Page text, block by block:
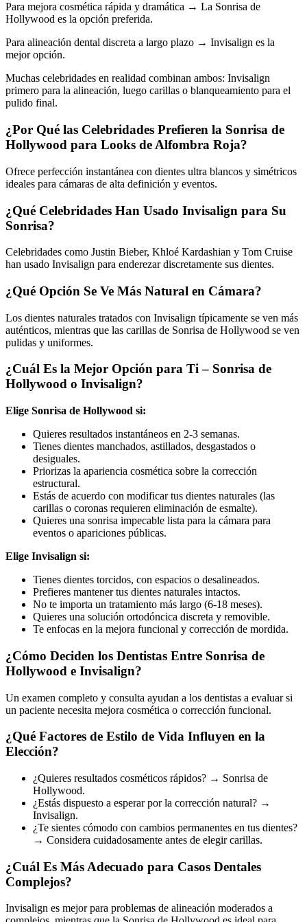
Para mejora cosmética rápida y dramática → La Sonrisa de
Hollywood es la opción preferida.
Para alineación dental discreta a largo plazo → Invisalign es la
mejor opción.
Muchas celebridades en realidad combinan ambos: Invisalign
primero para la alineación, luego carillas o blanqueamiento para el
pulido final.
¿Por Qué las Celebridades Prefieren la Sonrisa de
Hollywood para Looks de Alfombra Roja?
Ofrece perfección instantánea con dientes ultra blancos y simétricos
ideales para cámaras de alta definición y eventos.
¿Qué Celebridades Han Usado Invisalign para Su
Sonrisa?
Celebridades como Justin Bieber, Khloé Kardashian y Tom Cruise
han usado Invisalign para enderezar discretamente sus dientes.
¿Qué Opción Se Ve Más Natural en Cámara?
Los dientes naturales tratados con Invisalign típicamente se ven más
auténticos, mientras que las carillas de Sonrisa de Hollywood se ven
pulidas y uniformes.
¿Cuál Es la Mejor Opción para Ti – Sonrisa de
Hollywood o Invisalign?
Elige Sonrisa de Hollywood si:
Quieres resultados instantáneos en 2-3 semanas.
Tienes dientes manchados, astillados, desgastados o
desiguales.
Priorizas la apariencia cosmética sobre la corrección
estructural.
Estás de acuerdo con modificar tus dientes naturales (las
carillas o coronas requieren eliminación de esmalte).
Quieres una sonrisa impecable lista para la cámara para
eventos o apariciones públicas.
Elige Invisalign si:
Tienes dientes torcidos, con espacios o desalineados.
Prefieres mantener tus dientes naturales intactos.
No te importa un tratamiento más largo (6-18 meses).
Quieres una solución ortodóncica discreta y removible.
Te enfocas en la mejora funcional y corrección de mordida.
¿Cómo Deciden los Dentistas Entre Sonrisa de
Hollywood e Invisalign?
Un examen completo y consulta ayudan a los dentistas a evaluar si
un paciente necesita mejora cosmética o corrección funcional.
¿Qué Factores de Estilo de Vida Influyen en la
Elección?
¿Quieres resultados cosméticos rápidos? → Sonrisa de
Hollywood.
¿Estás dispuesto a esperar por la corrección natural? →
Invisalign.
¿Te sientes cómodo con cambios permanentes en tus dientes?
→ Considera cuidadosamente antes de elegir carillas.
¿Cuál Es Más Adecuado para Casos Dentales
Complejos?
Invisalign es mejor para problemas de alineación moderados a